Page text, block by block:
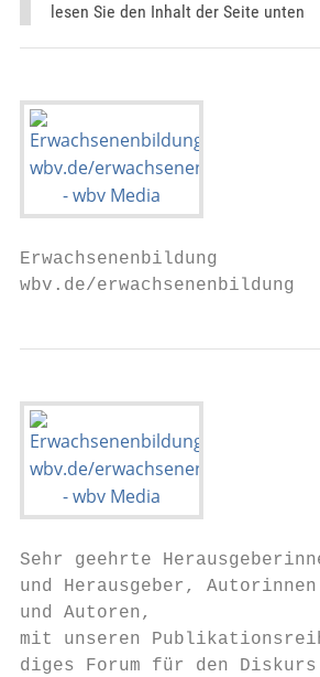
lesen Sie den Inhalt der Seite unten
Erwachsenenbildung
wbv.de/erwachsenenbildung
Sehr geehrte
und Herausgeber, Autorinnen
und Autoren,
mit unseren
diges Forum für den